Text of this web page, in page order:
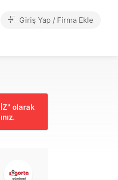
Giriş Yap / Firma Ekle
olarak